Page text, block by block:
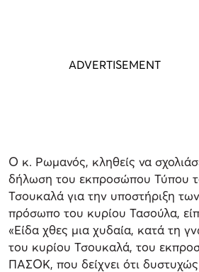
Ο κ. Ρωμανός, κληθείς να
δήλωση του εκπροσώπου Τύπου
Τσουκαλά για την υποστήριξη
πρόσωπο του κυρίου Τασούλα,
«Είδα χθες μια χυδαία, κατά τη
του κυρίου Τσουκαλά, του
ΠΑΣΟΚ, που δείχνει ότι δυστυχώς